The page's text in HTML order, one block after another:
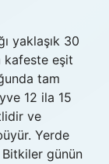
yaklaşık 30
kafeste eşit
tam
12 ila 15
ve
Yerde
günün